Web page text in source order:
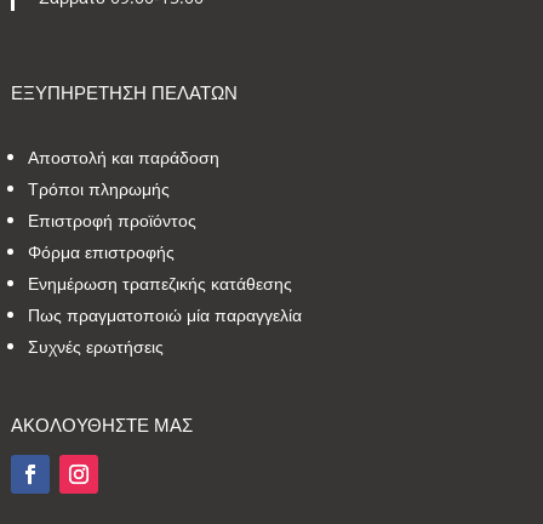
ΕΞΥΠΗΡΕΤΗΣΗ ΠΕΛΑΤΩΝ
Αποστολή και παράδοση
Τρόποι πληρωμής
Επιστροφή προϊόντος
Φόρμα επιστροφής
Ενημέρωση τραπεζικής κατάθεσης
Πως πραγματοποιώ μία παραγγελία
Συχνές ερωτήσεις
ΑΚΟΛΟΥΘΗΣΤΕ ΜΑΣ